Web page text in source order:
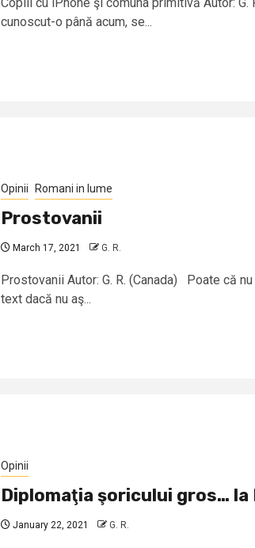
cunoscut-o până acum, se...
Opinii Romani in lume
Prostovanii
March 17, 2021 G. R.
Prostovanii Autor: G. R. (Canada) Poate că
text dacă nu aş...
Opinii
Diplomaţia şoricului gros… la
January 22, 2021 G. R.